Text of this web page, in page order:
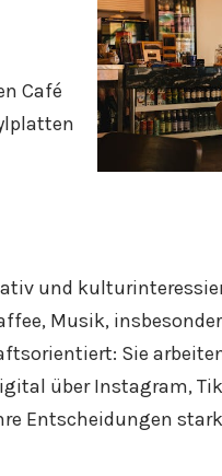
Café
und
Musik,
Sie
über Instagram,
Entscheidungen